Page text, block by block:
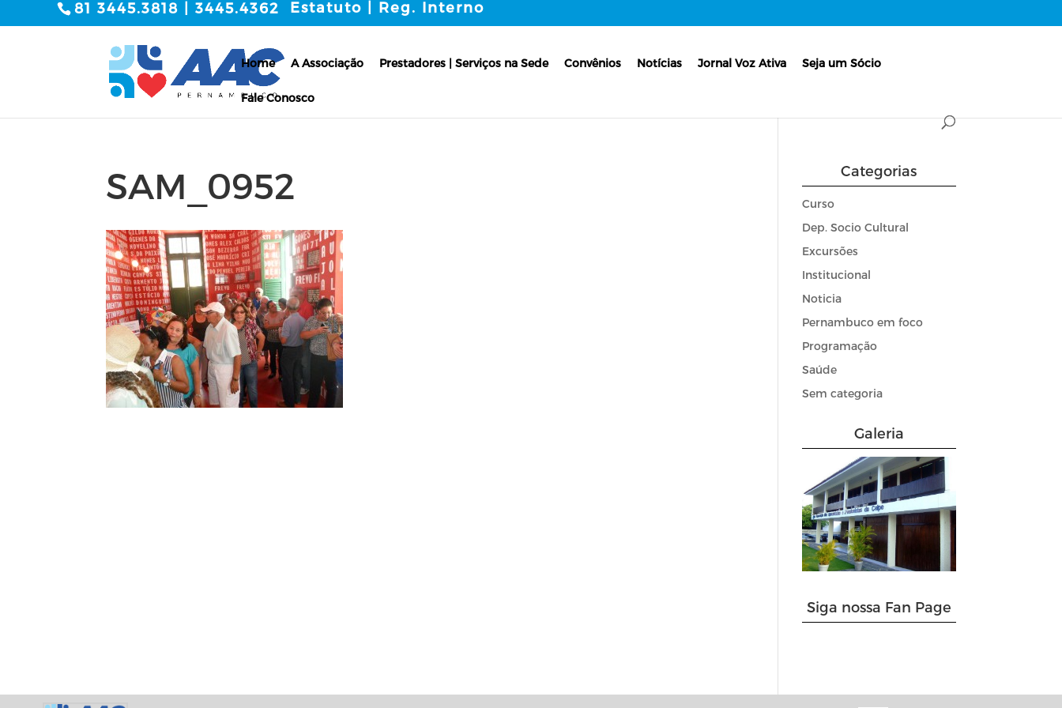
81 3445.3818 | 3445.4362 Estatuto | Reg. Interno
Home A Associação Prestadores | Serviços na Sede Convênios Notícias Jornal Voz Ativa Seja um Sócio
Fale Conosco
SAM_0952 Categorias
Curso
Dep. Socio Cultural
Excursões
Institucional
Noticia
Pernambuco em foco
Programação
Saúde
Sem categoria
Galeria
Siga nossa Fan Page